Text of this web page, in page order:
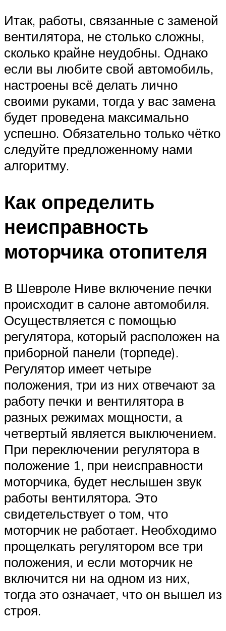
Итак, работы, связанные с заменой
вентилятора, не столько сложны,
сколько крайне неудобны. Однако
если вы любите свой автомобиль,
настроены всё делать лично
своими руками, тогда у вас замена
будет проведена максимально
успешно. Обязательно только чётко
следуйте предложенному нами
алгоритму.
Как определить
неисправность
моторчика отопителя
В Шевроле Ниве включение печки
происходит в салоне автомобиля.
Осуществляется с помощью
регулятора, который расположен на
приборной панели (торпеде).
Регулятор имеет четыре
положения, три из них отвечают за
работу печки и вентилятора в
разных режимах мощности, а
четвертый является выключением.
При переключении регулятора в
положение 1, при неисправности
моторчика, будет неслышен звук
работы вентилятора. Это
свидетельствует о том, что
моторчик не работает. Необходимо
прощелкать регулятором все три
положения, и если моторчик не
включится ни на одном из них,
тогда это означает, что он вышел из
строя.